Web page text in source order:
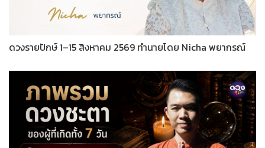
ดวงรายปักษ์ 1–15 สิงหาคม 2569 ทำนายโดย Nicha พยากรณ์